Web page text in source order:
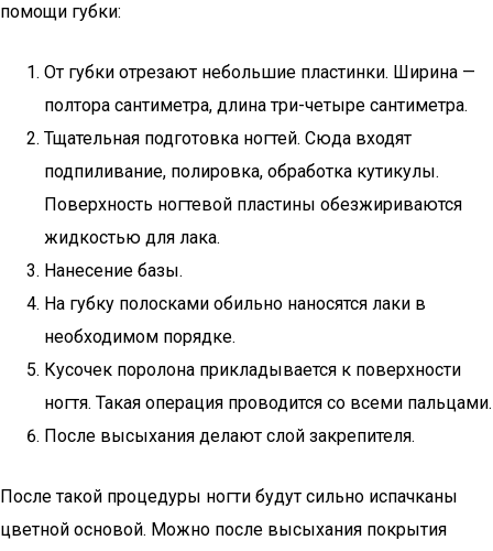
помощи губки:
От губки отрезают небольшие пластинки. Ширина —
полтора сантиметра, длина три-четыре сантиметра.
Тщательная подготовка ногтей. Сюда входят
подпиливание, полировка, обработка кутикулы.
Поверхность ногтевой пластины обезжириваются
жидкостью для лака.
Нанесение базы.
На губку полосками обильно наносятся лаки в
необходимом порядке.
Кусочек поролона прикладывается к поверхности
ногтя. Такая операция проводится со всеми пальцами.
После высыхания делают слой закрепителя.
После такой процедуры ногти будут сильно испачканы
цветной основой. Можно после высыхания покрытия